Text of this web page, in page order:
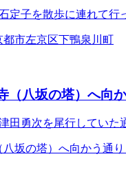
定子を散歩に連れて行
市左京区下鴨泉川町
（八坂の塔）へ向
田勇次を尾行していた
坂の塔）へ向かう通